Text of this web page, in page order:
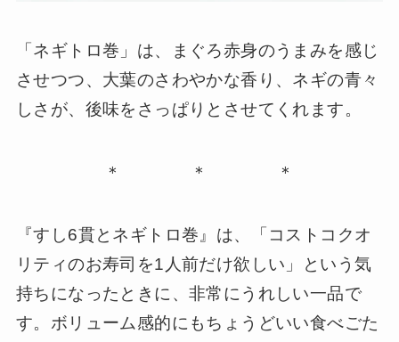
「ネギトロ巻」は、まぐろ赤身のうまみを感じ
させつつ、大葉のさわやかな香り、ネギの青々
しさが、後味をさっぱりとさせてくれます。
＊ ＊ ＊
『すし6貫とネギトロ巻』は、「コストコクオ
リティのお寿司を1人前だけ欲しい」という気
持ちになったときに、非常にうれしい一品で
す。ボリューム感的にもちょうどいい食べごた